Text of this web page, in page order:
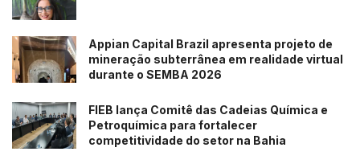
Appian Capital Brazil apresenta projeto de
mineração subterrânea em realidade virtual
durante o SEMBA 2026
FIEB lança Comitê das Cadeias Química e
Petroquímica para fortalecer
competitividade do setor na Bahia